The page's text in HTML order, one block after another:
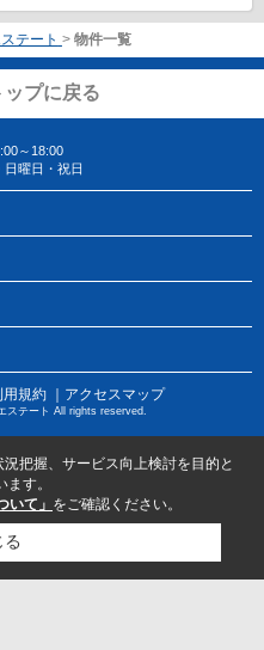
テート > 物件一覧
プに戻る
～18:00
曜日・祝日
用規約 ｜アクセスマップ
ステート All rights reserved.
把握、サービス向上検討を目的と
す。
いて」 をご確認ください。
る